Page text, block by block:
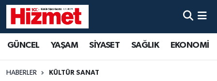
GÜNCEL YAŞAM SİYASET SAĞLIK EKONOMİ
HABERLER KÜLTÜR SANAT
YAŞAM
Denizli Hava Durumu